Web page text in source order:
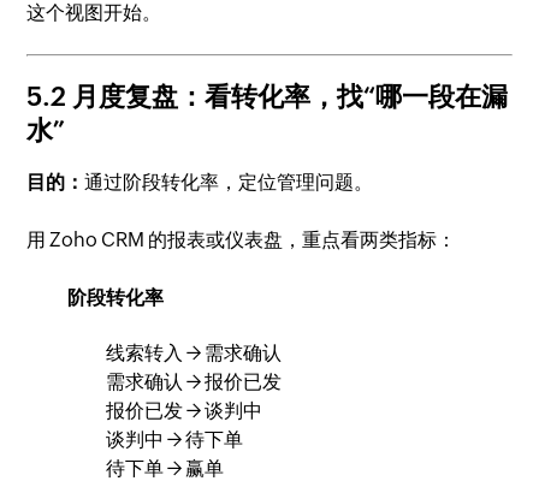
这个视图开始。
5.2 月度复盘：看转化率，找“哪一段在漏
水”
目的：通过阶段转化率，定位管理问题。
用 Zoho CRM 的报表或仪表盘，重点看两类指标：
阶段转化率
线索转入 → 需求确认
需求确认 → 报价已发
报价已发 → 谈判中
谈判中 → 待下单
待下单 → 赢单